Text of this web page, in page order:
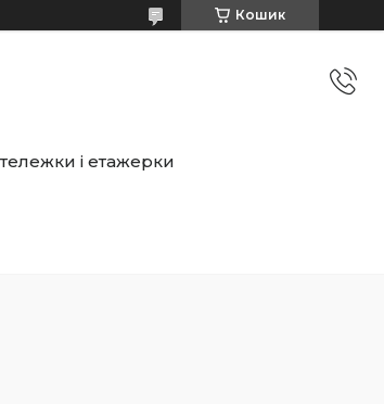
Кошик
і етажерки